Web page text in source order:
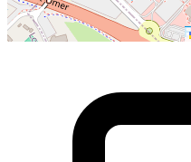
Localisation en cours...